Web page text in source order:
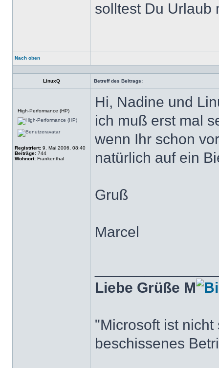
solltest Du Urlaub
Nach oben
Profil
LinuxQ Betreff des Beitrags:
High-Performance (HP)
Registriert: 9. Mai 2006, 08:40
Beiträge: 744
Wohnort: Frankenthal
Hi, Nadine und
ich muß erst mal
wenn Ihr schon
natürlich auf ein
Gruß
Marcel
Liebe Grüße M
"Microsoft ist
beschissenes